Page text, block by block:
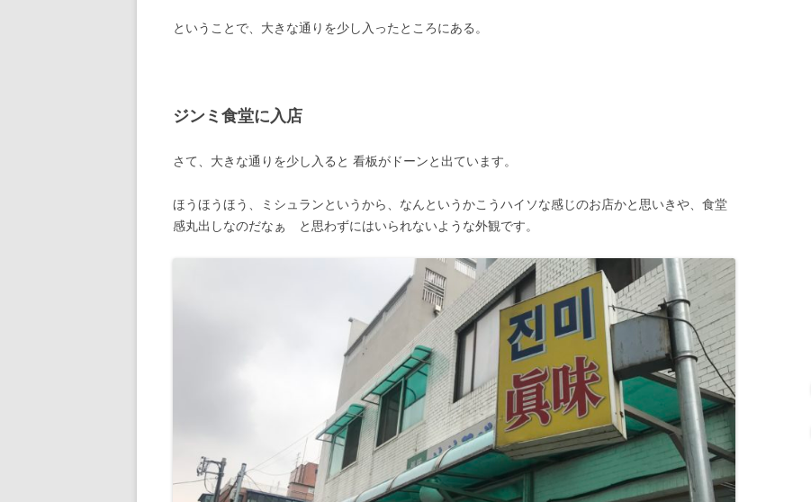
ということで、大きな通りを少し入ったところにある。
ジンミ食堂に入店
さて、大きな通りを少し入ると 看板がドーンと出ています。
ほうほうほう、ミシュランというから、なんというかこうハイソな感じのお店かと思いきや、食堂
感丸出しなのだなぁ と思わずにはいられないような外観です。